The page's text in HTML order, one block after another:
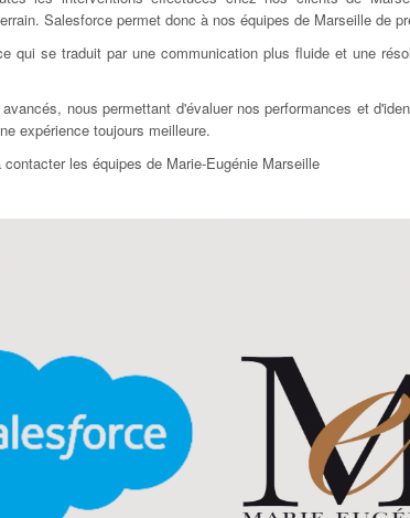
Salesforce permet donc à nos équipes de Marseille de
qui se traduit par une communication plus fluide et une
nous permettant d'évaluer nos performances et
expérience toujours meilleure.
les équipes de Marie-Eugénie Marseille